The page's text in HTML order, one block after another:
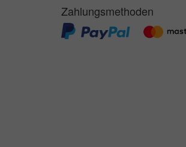
Zahlungsmethoden